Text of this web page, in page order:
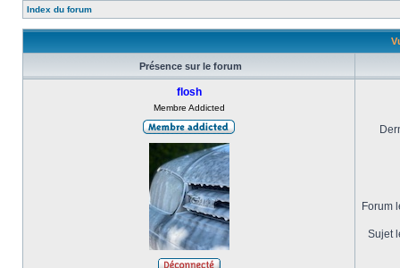
Index du forum
Présence sur le forum
flosh
Membre Addicted
Forum
Sujet